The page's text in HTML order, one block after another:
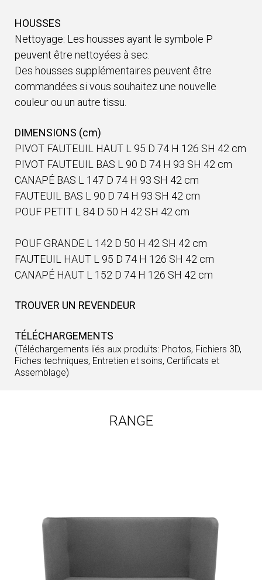
HOUSSES
Nettoyage: Les housses ayant le symbole P
peuvent être nettoyées à sec.
Des housses supplémentaires peuvent être
commandées si vous souhaitez une nouvelle
couleur ou un autre tissu.
DIMENSIONS (cm)
PIVOT FAUTEUIL HAUT L 95 D 74 H 126 SH 42 cm
PIVOT FAUTEUIL BAS L 90 D 74 H 93 SH 42 cm
CANAPÉ BAS L 147 D 74 H 93 SH 42 cm
FAUTEUIL BAS L 90 D 74 H 93 SH 42 cm
POUF PETIT L 84 D 50 H 42 SH 42 cm
POUF GRANDE L 142 D 50 H 42 SH 42 cm
FAUTEUIL HAUT L 95 D 74 H 126 SH 42 cm
CANAPÉ HAUT L 152 D 74 H 126 SH 42 cm
TROUVER UN REVENDEUR
TÉLÉCHARGEMENTS
(Téléchargements liés aux produits: Photos, Fichiers 3D,
Fiches techniques, Entretien et soins, Certificats et
Assemblage)
RANGE